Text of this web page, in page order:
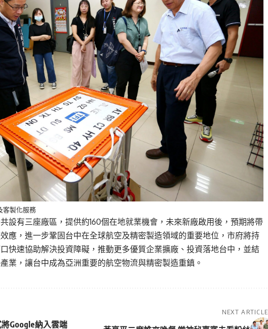
客製化服務
設有三座廠區，提供約160個在地就業機會，未來新廠啟用後，預期將帶
應，進一步鞏固台中在全球航空及精密製造領域的重要地位，市府將持
快速協助解決投資障礙，推動更多優質企業擴廠、投資落地台中，並結
業，讓台中成為亞洲重要的航空物流與精密製造重鎮。
Google納入雲端
NEXT ARTICLE